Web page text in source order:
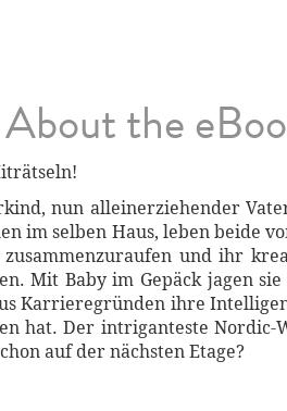
About the
nun alleinerziehender
im selben Haus, leben beide
und ihr
Mit Baby im Gepäck jagen
Karrieregründen ihre
hat. Der intriganteste
auf der nächsten Etage?